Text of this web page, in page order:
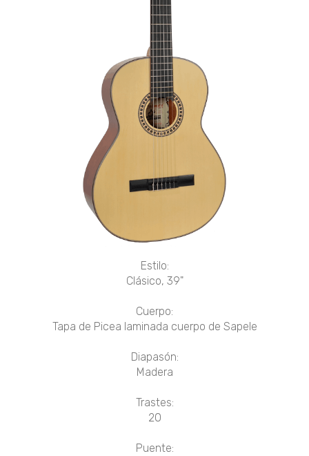
Estilo:
Clásico, 39"
Cuerpo:
Tapa de Picea laminada cuerpo de Sapele
Diapasón:
Madera
Trastes:
20
Puente: